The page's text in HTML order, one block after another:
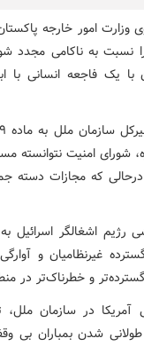
امور خارجه
نسبت به ناکامی مجدد
یک فاجعه انسانی با
امنیت نتوانسته
که مجازات دسته
رژیم اشغالگر اسرائیل
غیرنظامیان و
و خطرناک‌تر در
آمریکا در سازمان
شدن بمباران بی